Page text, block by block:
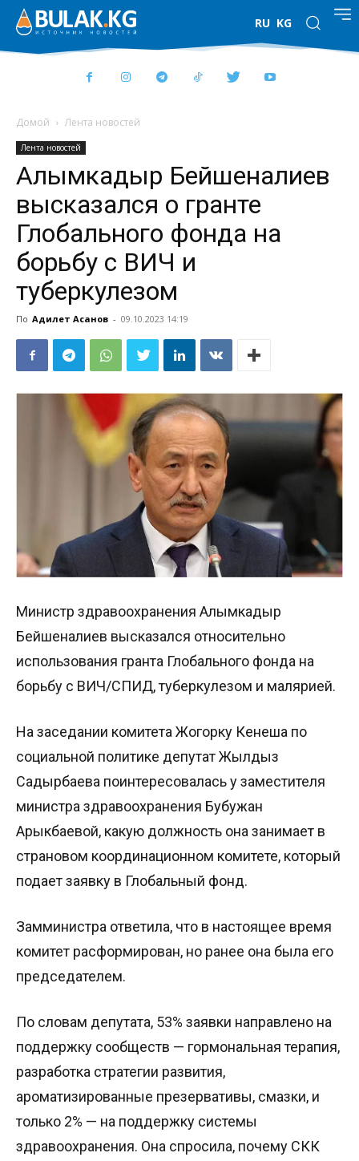
RU KG
Домой Лента новостей
Лента новостей
Алымкадыр Бейшеналиев
высказался о гранте
Глобального фонда на
борьбу с ВИЧ и
туберкулезом
По Адилет Асанов - 09.10.2023 14:19
Министр здравоохранения Алымкадыр
Бейшеналиев высказался относительно
использования гранта Глобального фонда на
борьбу с ВИЧ/СПИД, туберкулезом и малярией.
На заседании комитета Жогорку Кенеша по
социальной политике депутат Жылдыз
Садырбаева поинтересовалась у заместителя
министра здравоохранения Бубужан
Арыкбаевой, какую должность она занимает в
страновом координационном комитете, который
подает заявку в Глобальный фонд.
Замминистра ответила, что в настоящее время
комитет расформирован, но ранее она была его
председателем.
По словам депутата, 53% заявки направлено на
поддержку сообществ — гормональная терапия,
разработка стратегии развития,
ароматизированные презервативы, смазки, и
только 2% — на поддержку системы
здравоохранения. Она спросила, почему СКК